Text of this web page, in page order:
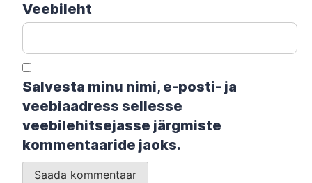
Veebileht
Salvesta minu nimi, e-posti- ja
veebiaadress sellesse
veebilehitsejasse järgmiste
kommentaaride jaoks.